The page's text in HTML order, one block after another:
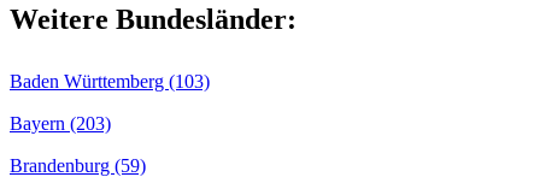
Weitere Bundesländer:
Baden Württemberg (103)
Bayern (203)
Brandenburg (59)